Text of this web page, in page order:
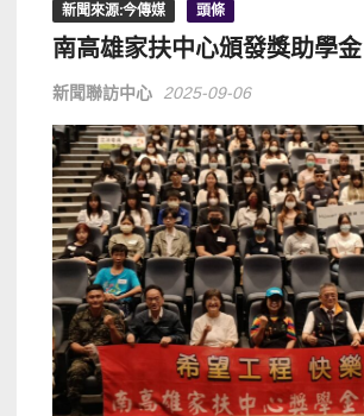
新聞來源:今傳媒 頭條
南高雄家扶中心頒發獎助學金
新聞聯訪中心 2025-09-06